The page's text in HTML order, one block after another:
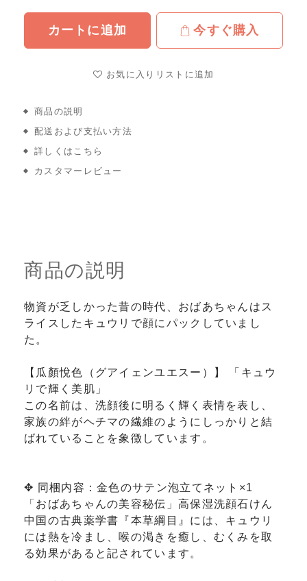
カートに追加 今すぐ購入
お気に入りリストに追加
商品の説明
配送および支払い方法
詳しくはこちら
カスタマーレビュー
商品の説明
物資が乏しかった昔の時代、おばあちゃんはス
ライスしたキュウリで顔にパックしていまし
た。
【瓜顏悅色（グアイェンユエスー）】 「キュウ
リで輝く美肌」
この名前は、洗顔後に明るく輝く表情を表し、
家族の絆がヘチマの繊維のようにしっかりと結
ばれていることを象徴しています。
✥ 同梱内容：金色のサテン泡立てネット×1
「おばあちゃんの美容秘伝」高保湿洗顔石けん
中国の古典薬学書『本草綱目』には、キュウリ
には熱を冷まし、喉の渇きを癒し、むくみを取
る効果があると記されています。